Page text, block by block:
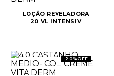
LOÇÃO REVELADORA
20 VL INTENSIV
-20%OFF